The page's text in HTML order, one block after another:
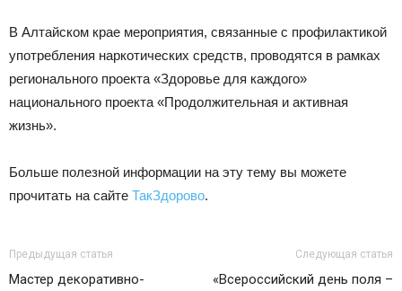
В Алтайском крае мероприятия, связанные с профилактикой
употребления наркотических средств, проводятся в рамках
регионального проекта «Здоровье для каждого»
национального проекта «Продолжительная и активная
жизнь».
Больше полезной информации на эту тему вы можете
прочитать на сайте ТакЗдорово.
Предыдущая статья
Мастер декоративно-
Следующая статья
«Всероссийский день поля –